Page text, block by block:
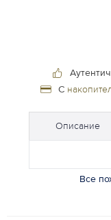
С
Описание
Все